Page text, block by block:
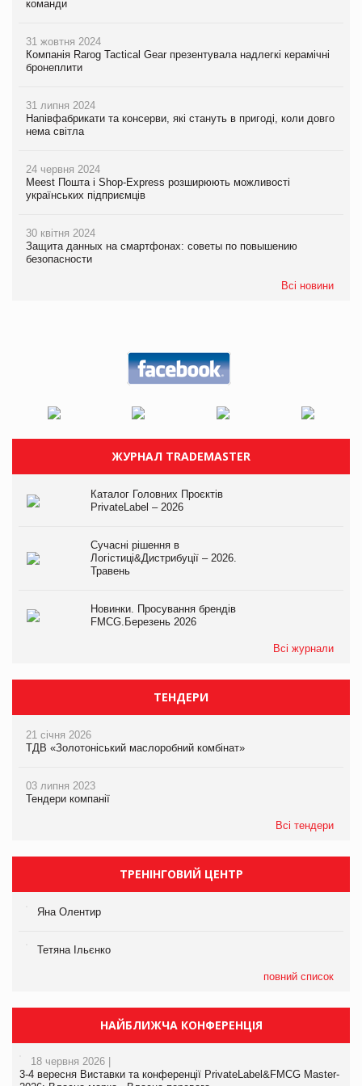
команди
31 жовтня 2024
Компанія Rarog Tactical Gear презентувала надлегкі керамічні
бронеплити
31 липня 2024
Напівфабрикати та консерви, які стануть в пригоді, коли довго
нема світла
24 червня 2024
Meest Пошта і Shop-Express розширюють можливості
українських підприємців
30 квітня 2024
Защита данных на смартфонах: советы по повышению
безопасности
Всі новини
ЖУРНАЛ TRADEMASTER
Каталог Головних Проєктів
PrivateLabel – 2026
Сучасні рішення в
Логістиці&Дистрибуції – 2026.
Травень
Новинки. Просування брендів
FMCG.Березень 2026
Всі журнали
ТЕНДЕРИ
21 січня 2026
ТДВ «Золотоніський маслоробний комбінат»
03 липня 2023
Тендери компанії
Всі тендери
ТРЕНІНГОВИЙ ЦЕНТР
Яна Олентир
Тетяна Ільєнко
повний список
НАЙБЛИЖЧА КОНФЕРЕНЦІЯ
18 червня 2026 |
3-4 вересня Виставки та конференції PrivateLabel&FMCG Master-